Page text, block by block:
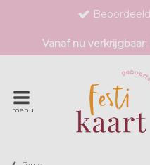
Exclusieve
Vanaf nu
menu